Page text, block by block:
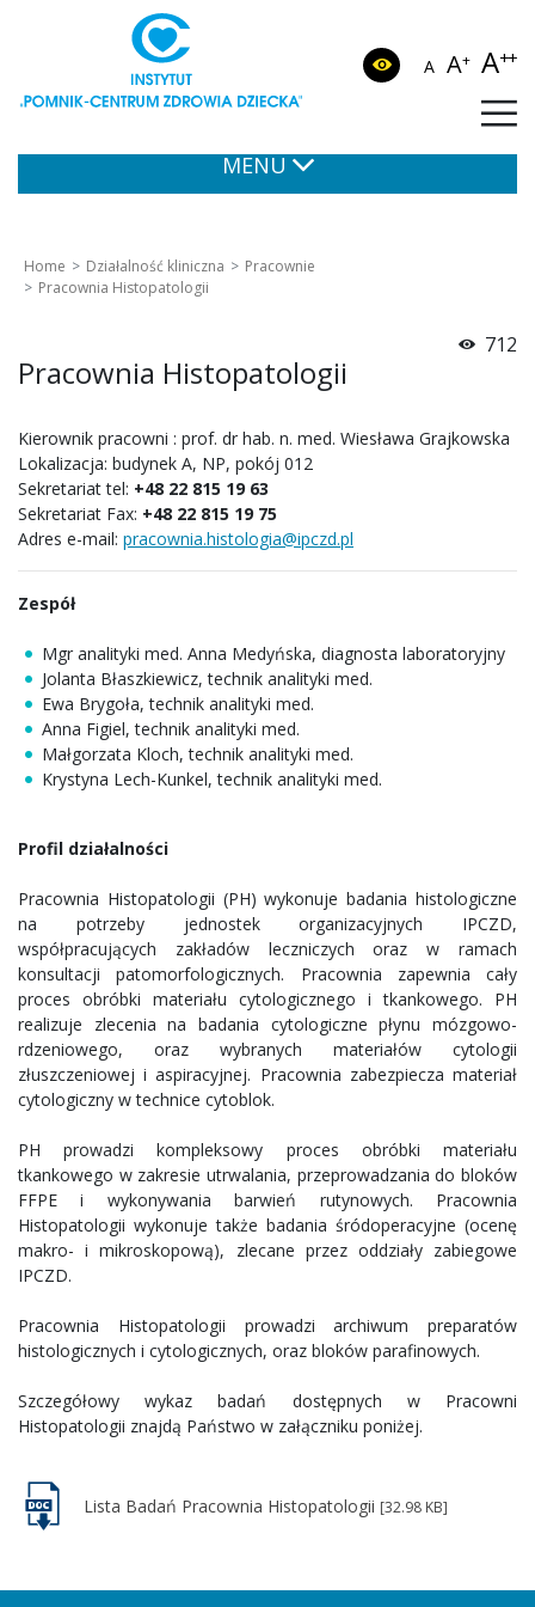
A A+ A++
MENU
Home Działalność kliniczna
Pracownie
Pracownia Histopatologii
712
Pracownia Histopatologii
Kierownik pracowni : prof. dr hab. n. med. Wiesława Grajkowska
Lokalizacja: budynek A, NP, pokój 012
Sekretariat tel: +48 22 815 19 63
Sekretariat Fax: +48 22 815 19 75
Adres e-mail: pracownia.histologia@ipczd.pl
Zespół
Mgr analityki med. Anna Medyńska, diagnosta laboratoryjny
Jolanta Błaszkiewicz, technik analityki med.
Ewa Brygoła, technik analityki med.
Anna Figiel, technik analityki med.
Małgorzata Kloch, technik analityki med.
Krystyna Lech-Kunkel, technik analityki med.
Profil działalności
Pracownia Histopatologii (PH) wykonuje badania histologiczne
na potrzeby jednostek organizacyjnych IPCZD,
współpracujących zakładów leczniczych oraz w ramach
konsultacji patomorfologicznych. Pracownia zapewnia cały
proces obróbki materiału cytologicznego i tkankowego. PH
realizuje zlecenia na badania cytologiczne płynu mózgowo-
rdzeniowego, oraz wybranych materiałów cytologii
złuszczeniowej i aspiracyjnej. Pracownia zabezpiecza materiał
cytologiczny w technice cytoblok.
PH prowadzi kompleksowy proces obróbki materiału
tkankowego w zakresie utrwalania, przeprowadzania do bloków
FFPE i wykonywania barwień rutynowych. Pracownia
Histopatologii wykonuje także badania śródoperacyjne (ocenę
makro- i mikroskopową), zlecane przez oddziały zabiegowe
IPCZD.
Pracownia Histopatologii prowadzi archiwum preparatów
histologicznych i cytologicznych, oraz bloków parafinowych.
Szczegółowy wykaz badań dostępnych w Pracowni
Histopatologii znajdą Państwo w załączniku poniżej.
Lista Badań Pracownia Histopatologii [32.98 KB]